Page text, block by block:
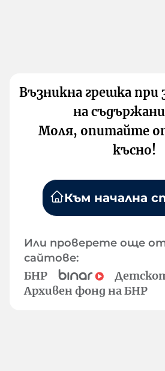
Възникна грешка при
на
Моля, опитайте
късно!
Към начална
Или проверете още
сайтове:
БНР
Архивен фонд на БНР